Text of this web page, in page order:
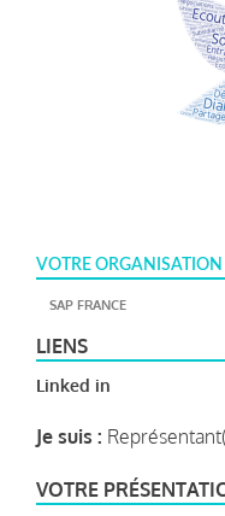
VOTRE ORGANISATION
SAP FRANCE
LIENS
Linked in
Je suis :
VOTRE